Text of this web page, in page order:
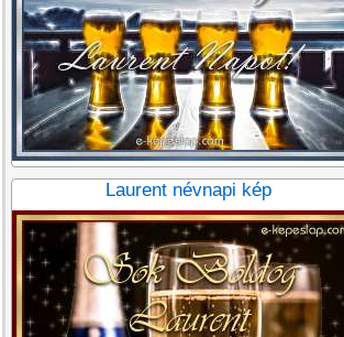
Laurent névnapi kép